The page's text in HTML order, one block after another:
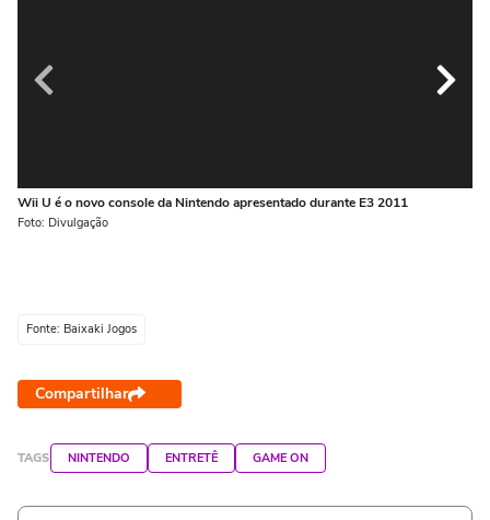
Wii U é o novo console da Nintendo apresentado durante E3 2011
Foto: Divulgação
Fonte: Baixaki Jogos
Compartilhar
TAGS NINTENDO ENTRETÊ GAME ON